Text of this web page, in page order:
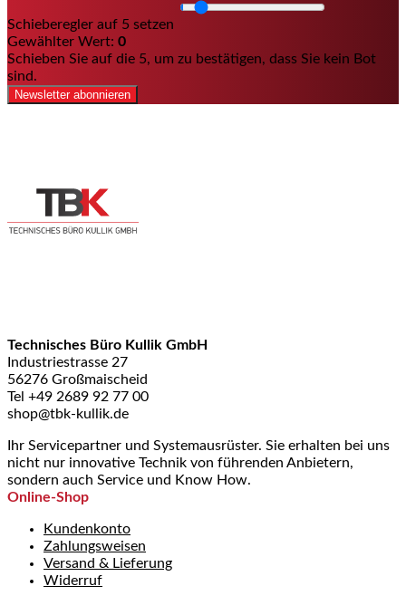
Schieberegler auf 5 setzen
Gewählter Wert: 0
Schieben Sie auf die 5, um zu bestätigen, dass Sie kein Bot
sind.
Newsletter abonnieren
Technisches Büro Kullik GmbH
Industriestrasse 27
56276 Großmaischeid
Tel +49 2689 92 77 00
shop@tbk-kullik.de
Ihr Servicepartner und Systemausrüster. Sie erhalten bei uns
nicht nur innovative Technik von führenden Anbietern,
sondern auch Service und Know How.
Online-Shop
Kundenkonto
Zahlungsweisen
Versand & Lieferung
Widerruf